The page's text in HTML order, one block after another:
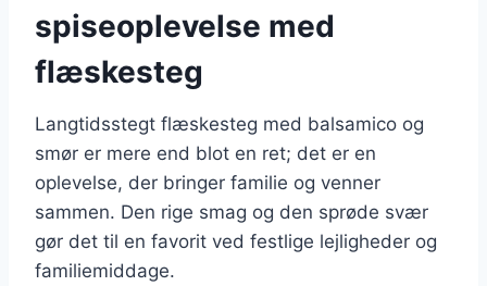
spiseoplevelse med
flæskesteg
Langtidsstegt flæskesteg med balsamico og
smør er mere end blot en ret; det er en
oplevelse, der bringer familie og venner
sammen. Den rige smag og den sprøde svær
gør det til en favorit ved festlige lejligheder og
familiemiddage.